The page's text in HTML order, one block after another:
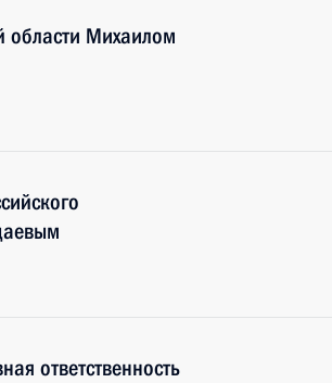
области Михаилом
ответственность